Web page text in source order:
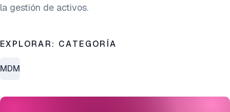
la gestión de activos.
EXPLORAR: CATEGORÍA
MDM